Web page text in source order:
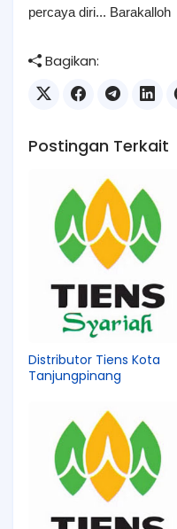
percaya diri... Barakalloh
Bagikan:
Postingan Terkait
Distributor Tiens Kota
Tanjungpinang